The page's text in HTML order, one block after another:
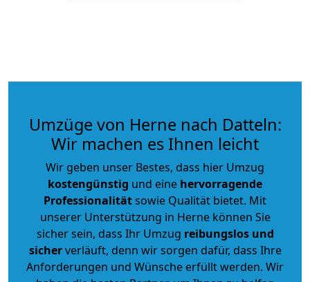
Umzüge von Herne nach Datteln:
Wir machen es Ihnen leicht
Wir geben unser Bestes, dass hier Umzug
kostengünstig und eine hervorragende
Professionalitätsowie Qualität bietet. Mit
unserer Unterstützung in Herne können Sie
sicher sein, dass Ihr Umzug reibungslos und
sicherverläuft, denn wir sorgen dafür, dass Ihre
Anforderungen und Wünsche erfüllt werden. Wir